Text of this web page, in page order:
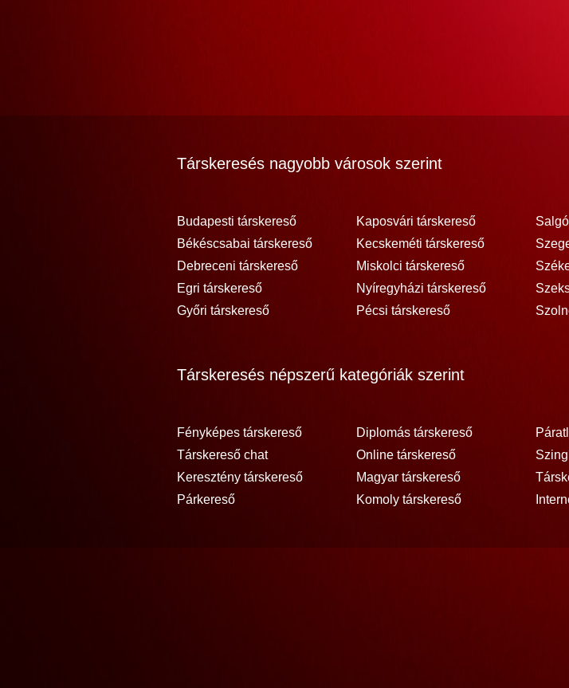
Társkeresés nagyobb városok szerint
Budapesti társkereső
Békéscsabai társkereső
Debreceni társkereső
Egri társkereső
Győri társkereső
Kaposvári társkereső
Kecskeméti társkereső
Miskolci társkereső
Nyíregyházi társkereső
Pécsi társkereső
Társkeresés népszerű kategóriák szerint
Fényképes társkereső
Társkereső chat
Keresztény társkereső
Párkereső
Diplomás társkereső
Online társkereső
Magyar társkereső
Komoly társkereső